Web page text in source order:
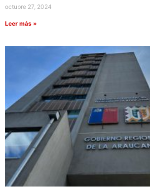
octubre 27, 2024
Leer más »